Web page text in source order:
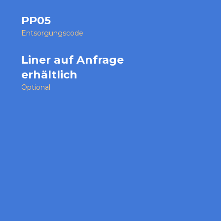
PP05
Entsorgungscode
Liner auf Anfrage
erhältlich
Optional